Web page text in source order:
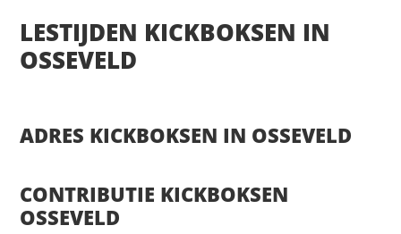
LESTIJDEN KICKBOKSEN IN
OSSEVELD
ADRES KICKBOKSEN IN OSSEVELD
CONTRIBUTIE KICKBOKSEN
OSSEVELD